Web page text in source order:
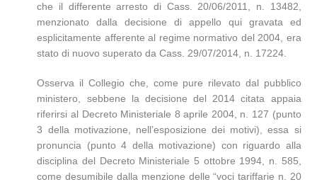
che il differente arresto di Cass. 20/06/2011, n. 13482,
menzionato dalla decisione di appello qui gravata ed
esplicitamente afferente al regime normativo del 2004, era
stato di nuovo superato da Cass. 29/07/2014, n. 17224.
Osserva il Collegio che, come pure rilevato dal pubblico
ministero, sebbene la decisione del 2014 citata appaia
riferirsi al Decreto Ministeriale 8 aprile 2004, n. 127 (punto
3 della motivazione, nell’esposizione dei motivi), essa si
pronuncia (punto 4 della motivazione) con riguardo alla
disciplina del Decreto Ministeriale 5 ottobre 1994, n. 585,
come desumibile dalla menzione delle “voci tariffarie n. 20